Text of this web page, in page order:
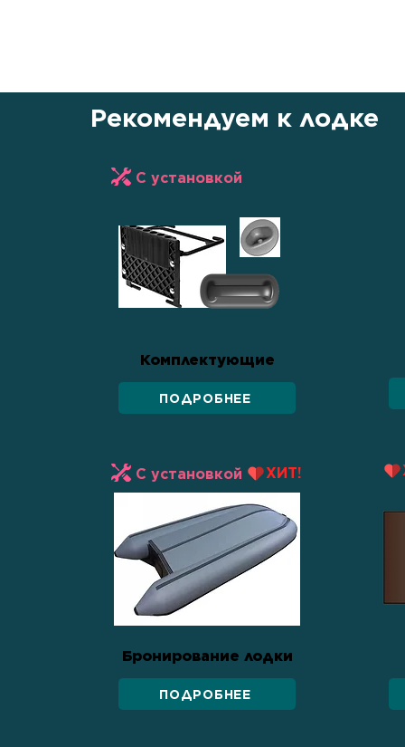
Рекомендуем к лодке
С установкой
Комплектующие
ПОДРОБНЕЕ
С установкой ХИТ!
Бронирование лодки
ПОДРОБНЕЕ